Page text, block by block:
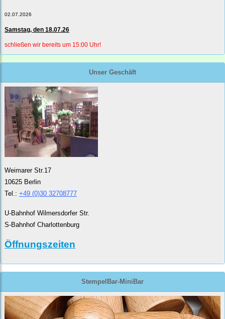
02.07.2026
Samstag, den 18.07.26
schließen wir bereits um 15:00 Uhr!
Unser Geschäft
Weimarer Str.17
10625 Berlin
Tel.: +49 (0)30 32708777
U-Bahnhof Wilmersdorfer Str.
S-Bahnhof Charlottenburg
Öffnungszeiten
StempelBar-MiniBar